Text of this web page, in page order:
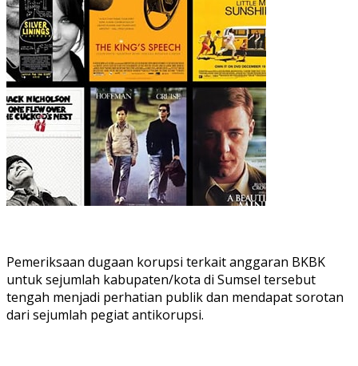
Pemeriksaan dugaan korupsi terkait anggaran BKBK
untuk sejumlah kabupaten/kota di Sumsel tersebut
tengah menjadi perhatian publik dan mendapat sorotan
dari sejumlah pegiat antikorupsi.